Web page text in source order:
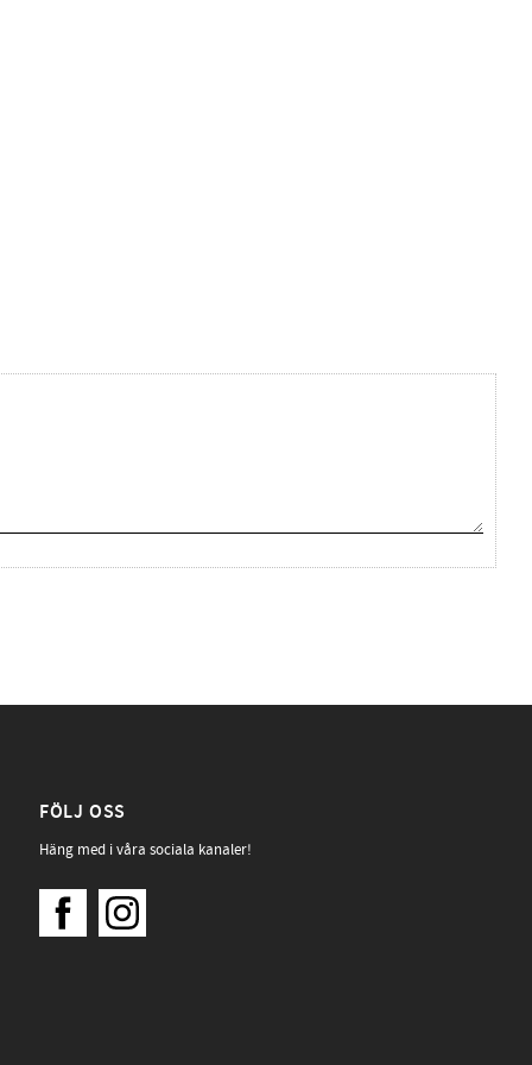
FÖLJ OSS
Häng med i våra sociala kanaler!